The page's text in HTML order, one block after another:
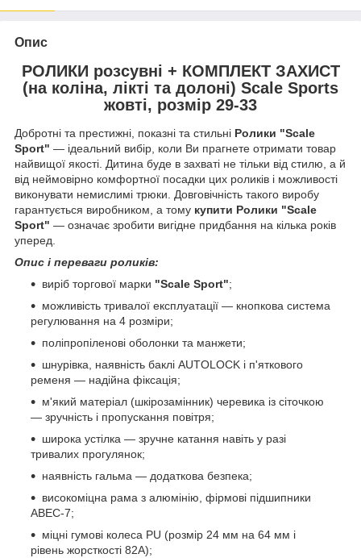
Опис
РОЛИКИ розсувні + КОМПЛЕКТ ЗАХИСТ
(на коліна, лікті та долоні) Scale Sports
жовті, розмір 29-33
Добротні та престижні, показні та стильні Ролики "Scale
Sport" — ідеальний вибір, коли Ви прагнете отримати товар
найвищої якості. Дитина буде в захваті не тільки від стилю, а й
від неймовірно комфортної посадки цих роликів і можливості
виконувати немислимі трюки. Довговічність такого виробу
гарантується виробником, а тому купити Ролики "Scale
Sport" — означає зробити вигідне придбання на кілька років
уперед.
Опис і переваги роликів:
виріб торгової марки "Scale Sport";
можливість тривалої експлуатації — кнопкова система
регулювання на 4 розміри;
поліпропіленові оболонки та манжети;
шнурівка, наявність баклі AUTOLOCK і п'яткового
ременя — надійна фіксація;
м'який матеріал (шкірозамінник) черевика із сіточкою
— зручність і пропускання повітря;
широка устілка — зручне катання навіть у разі
тривалих прогулянок;
наявність гальма — додаткова безпека;
високоміцна рама з алюмінію, фірмові підшипники
ABEC-7;
міцні гумові колеса PU (розмір 24 мм на 64 мм і
рівень жорсткості 82A);